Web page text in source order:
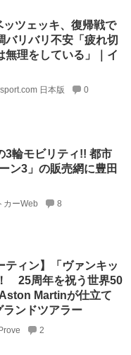
ッツェッキ、復帰戦で
バリバリ不安「疲れ切
無理をしている」｜イ
日本版 0
3輪モビリティ!! 都市
ン3」の販売網に豊田
カーWeb 8
ティン】「ヴァンキッ
25周年を祝う世界50
Martinが仕立て
ランドツアラー
2